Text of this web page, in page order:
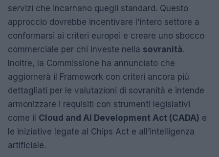
servizi che incarnano quegli standard. Questo
approccio dovrebbe incentivare l’intero settore a
conformarsi ai criteri europei e creare uno sbocco
commerciale per chi investe nella sovranità.
Inoltre, la Commissione ha annunciato che
aggiornerà il Framework con criteri ancora più
dettagliati per le valutazioni di sovranità e intende
armonizzare i requisiti con strumenti legislativi
come il Cloud and AI Development Act (CADA) e
le iniziative legate al Chips Act e all’intelligenza
artificiale.